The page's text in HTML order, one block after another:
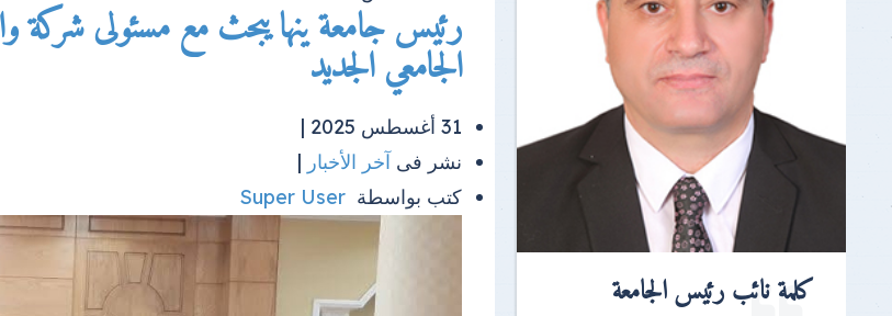
رئيس جامعة ينها يبحث مع مسئولى شركة
الجامعي الجديد
31 أغسطس 2025 |
نشر فى آخر الأخبار |
كتب بواسطة Super User
كلمة نائب رئيس الجامعة